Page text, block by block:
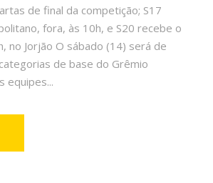
de final da competição; S17
fora, às 10h, e S20 recebe o
no Jorjão O sábado (14) será de
de base do Grêmio
equipes...